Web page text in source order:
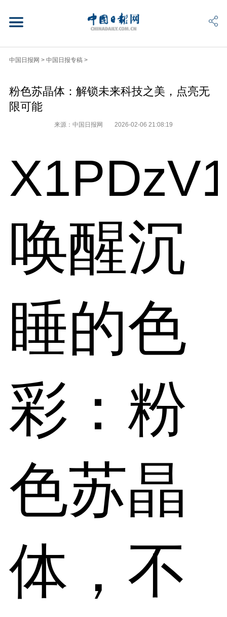
中国日报网 > 中国日报专稿 >
粉色苏晶体：解锁未来科技之美，点亮无
限可能
来源：中国日报网 2026-02-06 21:08:19
唤醒沉
睡的色
彩：粉
色苏晶
体，不